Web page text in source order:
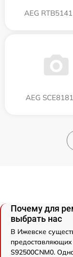
AEG
AEG
Почему для
выбрать нас
В Ижевске
предоставляющих
S92500CNM0.